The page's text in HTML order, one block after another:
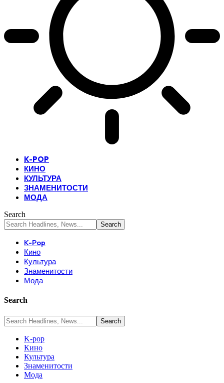
K-POP
КИНО
КУЛЬТУРА
ЗНАМЕНИТОСТИ
МОДА
Search
K-Pop
Кино
Культура
Знаменитости
Мода
Search
K-pop
Кино
Культура
Знаменитости
Мода